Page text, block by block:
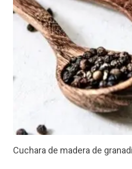
Cuchara de madera de